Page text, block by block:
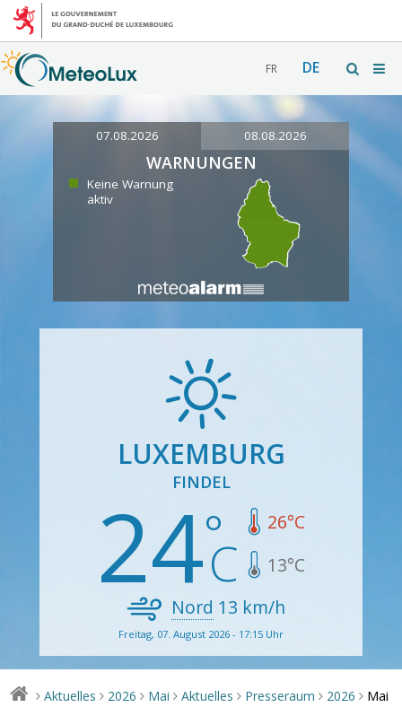
FR DE
07.08.2026 08.08.2026
WARNUNGEN
Keine Warnung
aktiv
LUXEMBURG
FINDEL
24 26°C
13°C
Nord 13 km/h
Freitag, 07. August 2026 - 17:15 Uhr
> Aktuelles > 2026 > Mai > Aktuelles > Presseraum > 2026 > Mai